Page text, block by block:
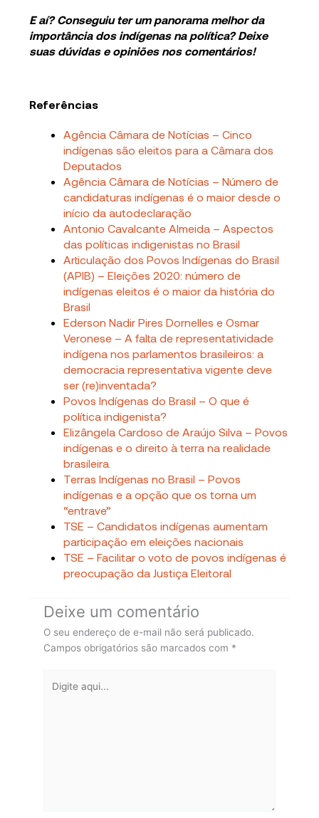
E aí? Conseguiu ter um panorama melhor da
importância dos indígenas na política? Deixe
suas dúvidas e opiniões nos comentários!
Referências
Agência Câmara de Notícias – Cinco
indígenas são eleitos para a Câmara dos
Deputados
Agência Câmara de Notícias – Número de
candidaturas indígenas é o maior desde o
início da autodeclaração
Antonio Cavalcante Almeida – Aspectos
das políticas indigenistas no Brasil
Articulação dos Povos Indígenas do Brasil
(APIB) – Eleições 2020: número de
indígenas eleitos é o maior da história do
Brasil
Ederson Nadir Pires Dornelles e Osmar
Veronese – A falta de representatividade
indígena nos parlamentos brasileiros: a
democracia representativa vigente deve
ser (re)inventada?
Povos Indígenas do Brasil – O que é
política indigenista?
Elizângela Cardoso de Araújo Silva – Povos
indígenas e o direito à terra na realidade
brasileira.
Terras Indígenas no Brasil – Povos
indígenas e a opção que os torna um
“entrave”
TSE – Candidatos indígenas aumentam
participação em eleições nacionais
TSE – Facilitar o voto de povos indígenas é
preocupação da Justiça Eleitoral
Deixe um comentário
O seu endereço de e-mail não será publicado.
Campos obrigatórios são marcados com *
aqui...